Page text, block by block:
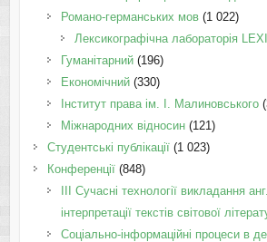
Романо-германських мов(1 022)
Лексикографічна лабораторія
Гуманітарний(196)
Економічний(330)
Інститут права ім. І. Малиновського
Міжнародних відносин(121)
Студентські публікації(1 023)
Конференції(848)
III Сучасні технології викладання
інтерпретації текстів світової
Соціально-інформаційні процеси в